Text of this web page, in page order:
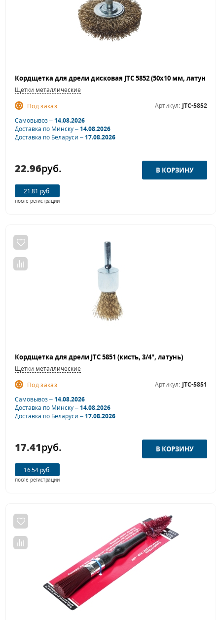
Щетки металлические
Под заказ
Артикул: JTC-5852
Самовывоз –14.08.2026
Доставка по Минску –14.08.2026
Доставка по Беларуси –17.08.2026
22.96руб.
21.81 руб.
после регистрации
Кордщетка для дрели JTC 5851 (кисть, 3/4", латунь)
Щетки металлические
Под заказ
Артикул: JTC-5851
Самовывоз –14.08.2026
Доставка по Минску –14.08.2026
Доставка по Беларуси –17.08.2026
17.41руб.
16.54 руб.
после регистрации